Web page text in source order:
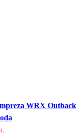
WRX Outback